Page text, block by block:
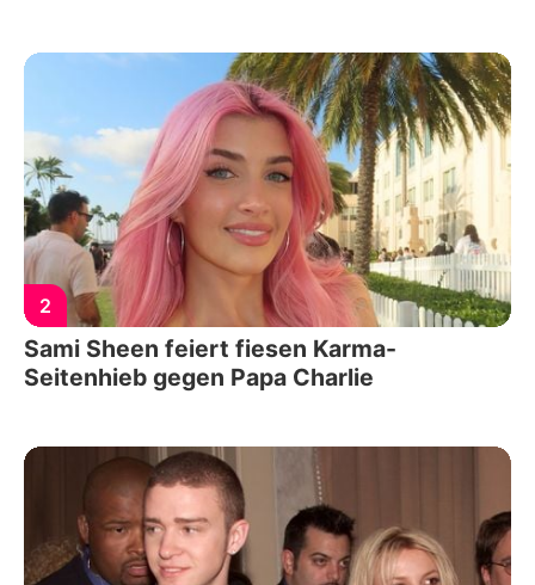
2
Sami Sheen feiert fiesen Karma-
Seitenhieb gegen Papa Charlie